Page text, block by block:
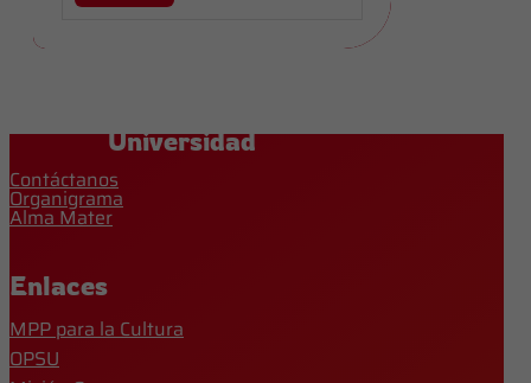
Universidad
Contáctanos
Organigrama
Alma Mater
Enlaces
MPP para la Cultura
OPSU